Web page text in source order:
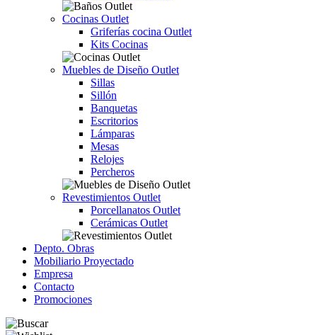
Cocinas Outlet
Griferías cocina Outlet
Kits Cocinas
Muebles de Diseño Outlet
Sillas
Sillón
Banquetas
Escritorios
Lámparas
Mesas
Relojes
Percheros
Revestimientos Outlet
Porcellanatos Outlet
Cerámicas Outlet
Depto. Obras
Mobiliario Proyectado
Empresa
Contacto
Promociones